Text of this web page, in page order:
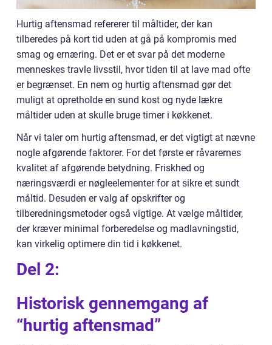
Hurtig aftensmad refererer til måltider, der kan
tilberedes på kort tid uden at gå på kompromis med
smag og ernæring. Det er et svar på det moderne
menneskes travle livsstil, hvor tiden til at lave mad ofte
er begrænset. En nem og hurtig aftensmad gør det
muligt at opretholde en sund kost og nyde lækre
måltider uden at skulle bruge timer i køkkenet.
Når vi taler om hurtig aftensmad, er det vigtigt at nævne
nogle afgørende faktorer. For det første er råvarernes
kvalitet af afgørende betydning. Friskhed og
næringsværdi er nøgleelementer for at sikre et sundt
måltid. Desuden er valg af opskrifter og
tilberedningsmetoder også vigtige. At vælge måltider,
der kræver minimal forberedelse og madlavningstid,
kan virkelig optimere din tid i køkkenet.
Del 2:
Historisk gennemgang af
“hurtig aftensmad”